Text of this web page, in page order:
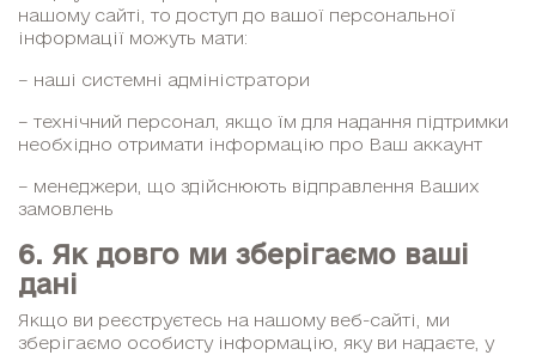
нашому сайті, то доступ до вашої персональної
інформації можуть мати:
– наші системні адміністратори
– технічний персонал, якщо їм для надання підтримки
необхідно отримати інформацію про Ваш аккаунт
– менеджери, що здійснюють відправлення Ваших
замовлень
6. Як довго ми зберігаємо ваші
дані
Якщо ви реєструєтесь на нашому веб-сайті, ми
зберігаємо особисту інформацію, яку ви надаєте, у